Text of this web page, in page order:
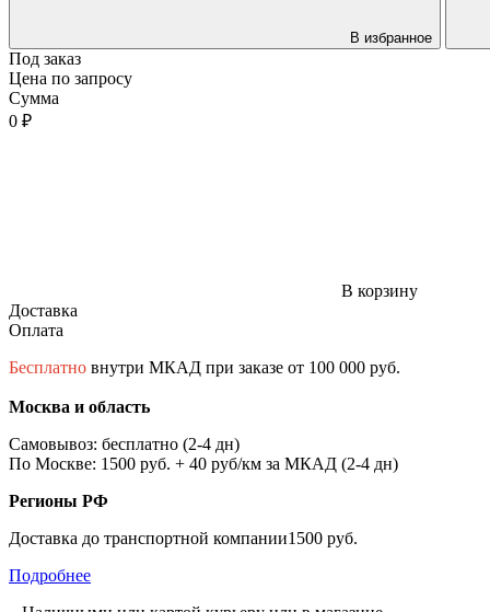
В избранное
Под заказ
Цена по запросу
Сумма
0 ₽
В корзину
Доставка
Оплата
Бесплатно внутри МКАД при заказе от 100 000 руб.
Москва и область
Самовывоз: бесплатно (2-4 дн)
По Москве: 1500 руб. + 40 руб/км за МКАД (2-4 дн)
Регионы РФ
Доставка до транспортной компании1500 руб.
Подробнее